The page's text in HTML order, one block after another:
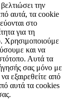
την
αυτά, τα cookie
στο
για τη
Χρησιμοποιούμε
και να
Αυτά τα
σας μόνο με
εξαιρεθείτε από
αυτά τα cookies